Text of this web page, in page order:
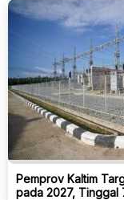
Pemprov Kaltim
pada 2027, Tinggal